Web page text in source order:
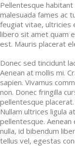
Pellentesque
malesuada fames ac
feugiat vitae, ultricies
libero sit amet quam
est. Mauris placerat
Donec sed tincidunt
Aenean at mollis mi.
sapien. Vivamus
non. Donec fringilla
pellentesque
Nullam ultrices ligula
pellentesque.
nulla, id bibendum
tellus vel, egestas